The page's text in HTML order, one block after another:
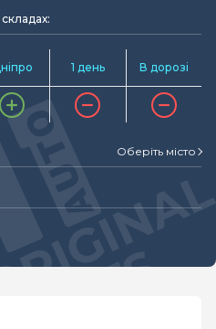
1 день В дорозі
Оберіть місто